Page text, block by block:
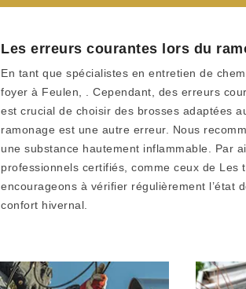
Les erreurs courantes lors du
En tant que spécialistes en entretien de
foyer à Feulen, . Cependant, des erreurs
est crucial de choisir des brosses adaptées
ramonage est une autre erreur. Nous
une substance hautement inflammable. Par
professionnels certifiés, comme ceux de
encourageons à vérifier régulièrement l’état
confort hivernal.